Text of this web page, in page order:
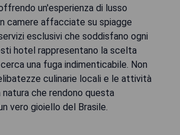
un'esperienza di lusso
camere affacciate su spiagge
esclusivi che soddisfano ogni
hotel rappresentano la scelta
una fuga indimenticabile. Non
culinarie locali e le attività
natura che rendono questa
vero gioiello del Brasile.